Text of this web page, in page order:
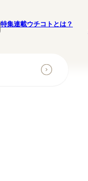
特集連載ウチコトとは？